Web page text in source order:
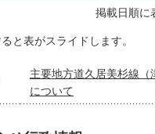
掲載日順に
と表がスライドします。
主要地方道久居美杉線
について